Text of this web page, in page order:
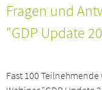
Fragen und
"GDP Update
Fast 100